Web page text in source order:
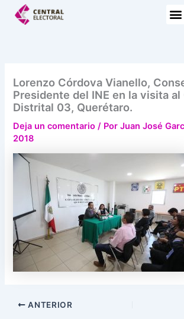
Lorenzo Córdova Vianello,
Presidente del INE en la visita al
Distrital 03, Querétaro.
Deja un comentario / PorJuan José
2018
ANTERIOR